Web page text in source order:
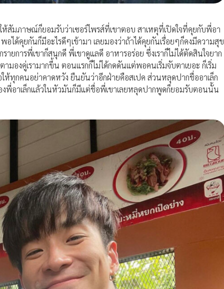
ห้สัมภาษณ์ก็ยอมรับว่าเซอร์ไพรส์ที่เขาตอบ สาเหตุที่เปิดใจที่คุยกับพี่อา
พอได้คุยกันก็มีอะไรดีๆเข้ามา เลยมองว่าถ้าได้คุยกันเรื่อยๆก็คงมีความสุข
รายการพี่เขาก็สนุกดี พี่เขาดูแลดี อาหารอร่อย ซึ่งเราก็ไม่ได้ตัดสินใจยาก
มองคู่เรามากขึ้น ตอนแรกก็ไม่ได้กดดันแต่พอคนเริ่มจับตาเยอะ ก็เริ่ม
ให้ทุกคนอย่าคาดหวัง ยืนยันว่าอีกฝ่ายคือสเปค ส่วนหลุดปากชื่ออาเล็ก
พี่อาเล็กแล้วในหัวมันก็มีแต่ชื่อพี่เขาเลยหลุดปากพูดก็ยอมรับตอนนั้น